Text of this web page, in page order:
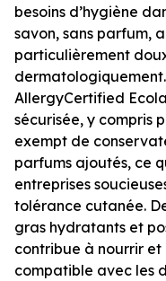
besoins d’hygiène
savon, sans parfum,
particulièrement
AllergyCertified
sécurisée, y compris
exempt de
parfums ajoutés, ce
entreprises
tolérance cutanée.
gras hydratants et
contribue à nourrir
compatible avec les